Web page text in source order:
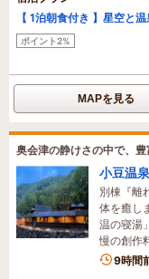
【 1泊朝食付き 】星空と
ポイント2%
MAPを見る
奥会津の静けさの中で、
小豆温
別棟『離
体を癒し
温の寝湯
慢の創作
1名が
9時間